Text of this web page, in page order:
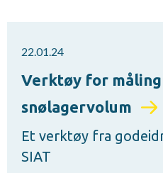
22.01.24
Verktøy for måling
snølagervolum
Et verktøy fra
SIAT